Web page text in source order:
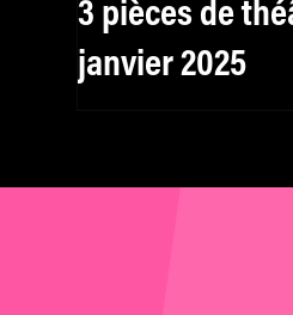
3 pièces de
janvier 2025